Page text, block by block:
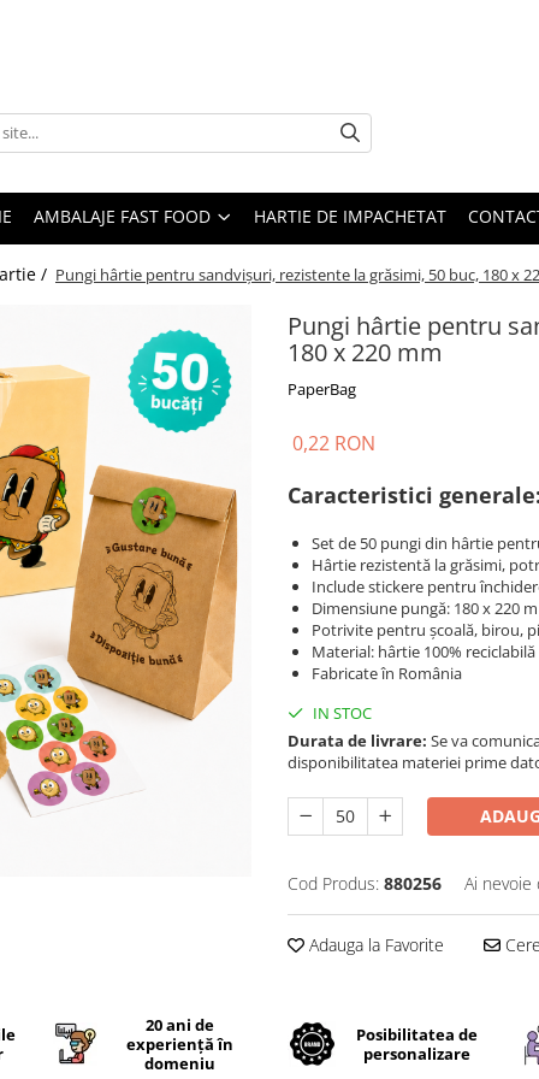
AMBALAJE FAST FOOD HARTIE DE IMPACHETAT
/ Pungi hârtie pentru sandvișuri, rezistente la grăsimi, 50 buc, 180 x
Pungi hârtie pentru
180 x 220 mm
PaperBag
0,22 RON
Caracteristici
Set de 50 pungi din hârtie
Hârtie rezistentă la grăsimi,
Include stickere pentru
Dimensiune pungă: 180 x 220
Potrivite pentru școală, birou,
Material: hârtie 100% reciclabilă
Fabricate în România
IN STOC
Durata de livrare: Se va
disponibilitatea materiei prime
Cod Produs: 880256 Ai nevoie
Adauga la Favorite
20 ani de
experiență în
domeniu
Posibilitatea de
personalizare